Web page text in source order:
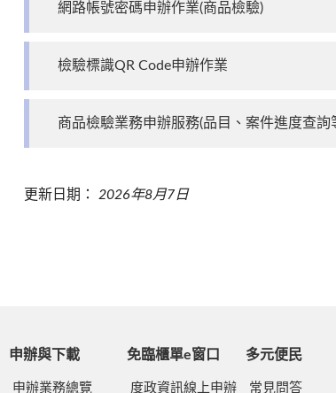
網路帳號密碼申辦作業(商品檢驗)
檢驗標識QR Code申辦作業
商品檢驗業務申辦服務(品目、案件進度查詢
更新日期： 2026年8月7日
申辦與下載
申辦業務總覽
免臨櫃單e窗口
度政資訊線上申辦
多元便民
常見問答